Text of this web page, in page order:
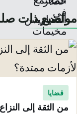
مواضيع ذات
قضايا
من الثقة إلى